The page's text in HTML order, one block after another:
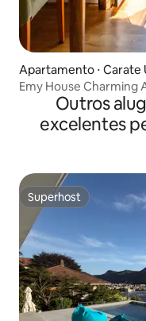
Apartamento ⋅ Carate
Emy House Charming
deslumbrantes/
Outros
excelentes
Superhost
Superhost